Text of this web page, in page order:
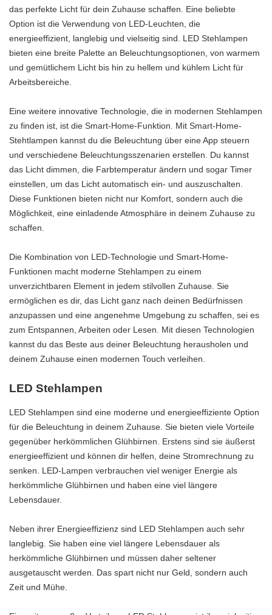
das perfekte Licht für dein Zuhause schaffen. Eine beliebte
Option ist die Verwendung von LED-Leuchten, die
energieeffizient, langlebig und vielseitig sind. LED Stehlampen
bieten eine breite Palette an Beleuchtungsoptionen, von warmem
und gemütlichem Licht bis hin zu hellem und kühlem Licht für
Arbeitsbereiche.
Eine weitere innovative Technologie, die in modernen Stehlampen
zu finden ist, ist die Smart-Home-Funktion. Mit Smart-Home-
Stehtlampen kannst du die Beleuchtung über eine App steuern
und verschiedene Beleuchtungsszenarien erstellen. Du kannst
das Licht dimmen, die Farbtemperatur ändern und sogar Timer
einstellen, um das Licht automatisch ein- und auszuschalten.
Diese Funktionen bieten nicht nur Komfort, sondern auch die
Möglichkeit, eine einladende Atmosphäre in deinem Zuhause zu
schaffen.
Die Kombination von LED-Technologie und Smart-Home-
Funktionen macht moderne Stehlampen zu einem
unverzichtbaren Element in jedem stilvollen Zuhause. Sie
ermöglichen es dir, das Licht ganz nach deinen Bedürfnissen
anzupassen und eine angenehme Umgebung zu schaffen, sei es
zum Entspannen, Arbeiten oder Lesen. Mit diesen Technologien
kannst du das Beste aus deiner Beleuchtung herausholen und
deinem Zuhause einen modernen Touch verleihen.
LED Stehlampen
LED Stehlampen sind eine moderne und energieeffiziente Option
für die Beleuchtung in deinem Zuhause. Sie bieten viele Vorteile
gegenüber herkömmlichen Glühbirnen. Erstens sind sie äußerst
energieeffizient und können dir helfen, deine Stromrechnung zu
senken. LED-Lampen verbrauchen viel weniger Energie als
herkömmliche Glühbirnen und haben eine viel längere
Lebensdauer.
Neben ihrer Energieeffizienz sind LED Stehlampen auch sehr
langlebig. Sie haben eine viel längere Lebensdauer als
herkömmliche Glühbirnen und müssen daher seltener
ausgetauscht werden. Das spart nicht nur Geld, sondern auch
Zeit und Mühe.